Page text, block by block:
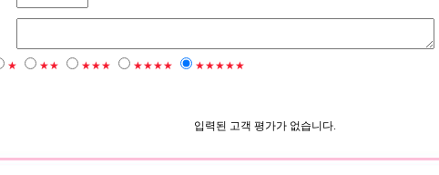
★ ★★ ★★★ ★★★★ ★★★★★
입력된 고객 평가가 없습니다.